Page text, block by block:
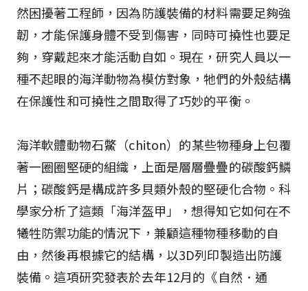
然困擾著工程師，因為防護裝備的材料需要足夠強
韌，才能保護身體不受到傷害，同時可撓性也要足
夠，穿戴起來才能活動自如。現在，研究人員以一
種不起眼的海洋動物為模仿對象，牠們的外殼結構
在保護性和可撓性之間取得了巧妙的平衡。
海洋軟體動物石鱉（chiton）的某些物種身上包覆
著一圈圈堅硬的組織，上面是層層疊疊的碳酸鈣鱗
片；碳酸鈣是構成許多貝類外殼的堅硬化合物。科
學家分析了這類「海洋盔甲」，想得知它如何在不
犧牲防禦功能的情況下，兼顧這種物種移動的自
由，然後再根據它的結構，以3D列印製造出防護
裝備。這項研究發表於去年12月的《自然．通